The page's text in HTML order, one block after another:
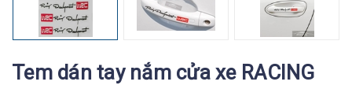
Tem dán tay nắm cửa xe RACING